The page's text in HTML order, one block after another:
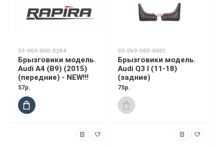
03-069-000-0284
Брызговики модель.
Audi A4 (B9) (2015)
(передние) - NEW!!!
57р.
03-069-000-0001
Брызговики модель.
Audi Q3 I (11-18)
(задние)
75р.